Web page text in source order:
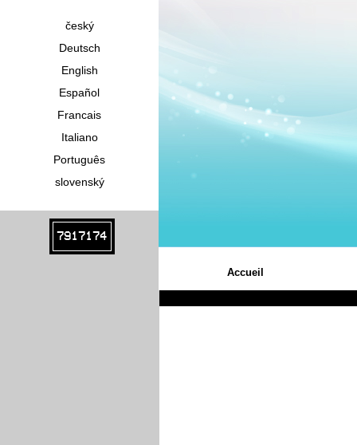
český
Deutsch
English
Español
Francais
Italiano
Português
slovenský
7917174
Accueil